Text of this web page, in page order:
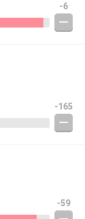
-6
-165
-59